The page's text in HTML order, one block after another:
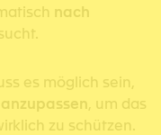
nach
es möglich sein,
, um das
zu schützen.